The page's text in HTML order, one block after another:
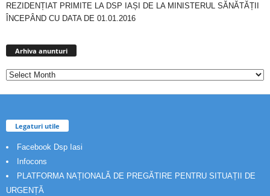
REZIDENȚIAT PRIMITE LA DSP IAȘI DE LA MINISTERUL SĂNĂTĂȚII
ÎNCEPÂND CU DATA DE 01.01.2016
Arhiva anunturi
Legaturi utile
Facebook Dsp Iasi
Infocons
PLATFORMA NAȚIONALĂ DE PREGĂTIRE PENTRU SITUAȚII DE
URGENȚĂ